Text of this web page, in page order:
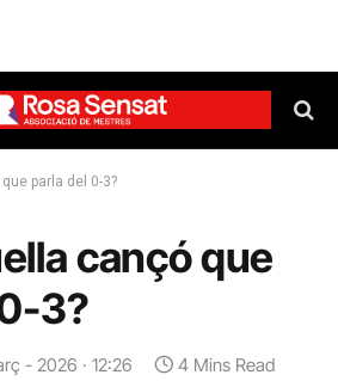
parla del 0-3?
cançó que
3?
- 2026 · 12:26 4 Mins Read